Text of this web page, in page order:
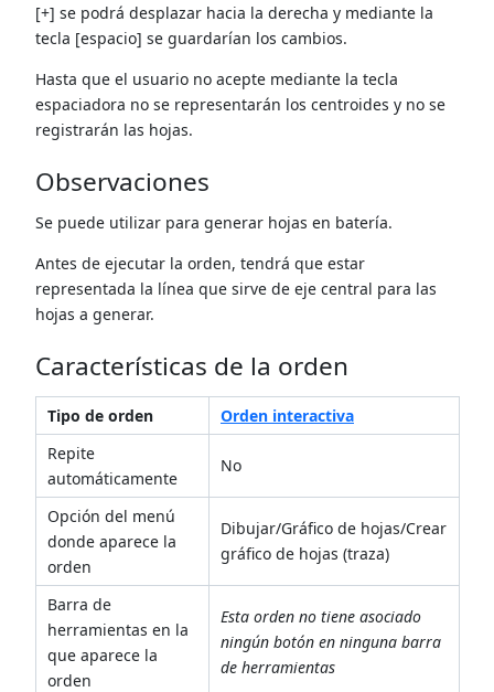
[+] se podrá desplazar hacia la derecha y mediante la
tecla [espacio] se guardarían los cambios.
Hasta que el usuario no acepte mediante la tecla
espaciadora no se representarán los centroides y no se
registrarán las hojas.
Observaciones
Se puede utilizar para generar hojas en batería.
Antes de ejecutar la orden, tendrá que estar
representada la línea que sirve de eje central para las
hojas a generar.
Características de la orden
Tipo de orden
Orden interactiva
Repite
automáticamente
No
Opción del menú
donde aparece la
orden
Dibujar/Gráfico de hojas/Crear
gráfico de hojas (traza)
Barra de
herramientas en la
que aparece la
orden
Esta orden no tiene asociado
ningún botón en ninguna barra
de herramientas